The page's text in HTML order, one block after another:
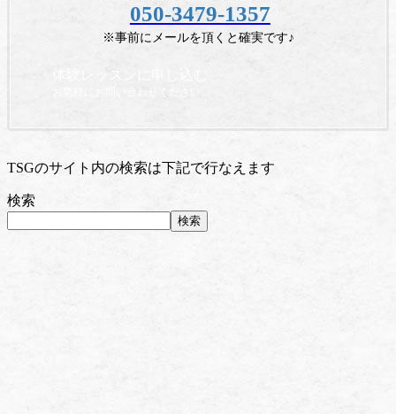
050-3479-1357
※事前にメールを頂くと確実です♪
TSGのサイト内の検索は下記で行なえます
検索
検索